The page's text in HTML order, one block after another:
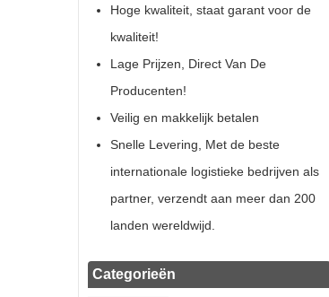
Hoge kwaliteit, staat garant voor de
kwaliteit!
Lage Prijzen, Direct Van De
Producenten!
Veilig en makkelijk betalen
Snelle Levering, Met de beste
internationale logistieke bedrijven als
partner, verzendt aan meer dan 200
landen wereldwijd.
Categorieën